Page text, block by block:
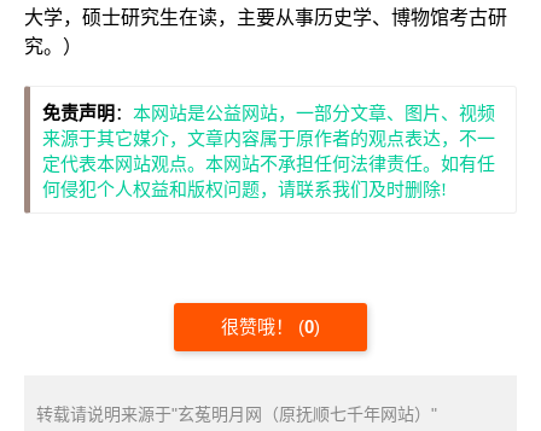
大学，硕士研究生在读，主要从事历史学、博物馆考古研
究。）
免责声明 ： 本网站是公益网站，一部分文章、图片、视频
来源于其它媒介，文章内容属于原作者的观点表达，不一
定代表本网站观点。本网站不承担任何法律责任。如有任
何侵犯个人权益和版权问题，请联系我们及时删除!
很赞哦！ (0)
转载请说明来源于"玄菟明月网（原抚顺七千年网站）"